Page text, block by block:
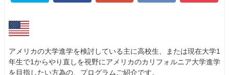
アメリカの大学進学を検討している主に高校生、または現在大学1
年生で1からやり直しを視野にアメリカのカリフォルニア大学進学
を目指したい方為の、プログラムご紹介です。